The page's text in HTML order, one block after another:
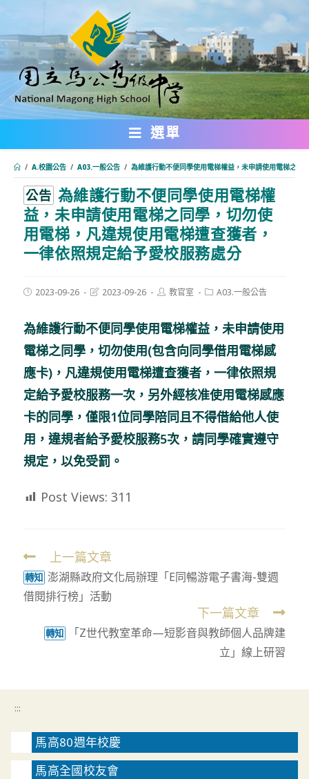
轉
主
要
內
選單
/ A.校園公告 / A03.一般公告 / 為維護行動不便同學使用電梯權益，未申請使用電梯之
公告 為維護行動不便同學使用電梯權
益，未申請使用電梯之同學，切勿使
用電梯，凡違規使用電梯遭查獲者，
一律依照規定給予愛校服務處分
Post2023-09-26
Post2023-09-26
Post教官室
PostA03.一般公告
為維護行動不便同學使用電梯權益，未申請使用
電梯之同學，切勿使用(包含向同學借用電梯感
應卡)，凡違規使用電梯遭查獲者，一律依照規
定給予愛校服務一次，另外經核准使用電梯感應
卡的同學，僅限1位同學陪同且不得借給他人使
用，違規者給予愛校服務5次，請同學確實遵守
規定，以免受罰。
Post Views: 311
Read
more
articles
上一篇文章
轉知 澎湖縣政府文化局辦理「E同暢游電子書海-雙週
借閱排行榜」活動
下一篇文章
轉知
「Z世代教室革命—短影音與教師個人品牌建
立」線上研習
:::
馬高80週年校慶
馬高全國校友會